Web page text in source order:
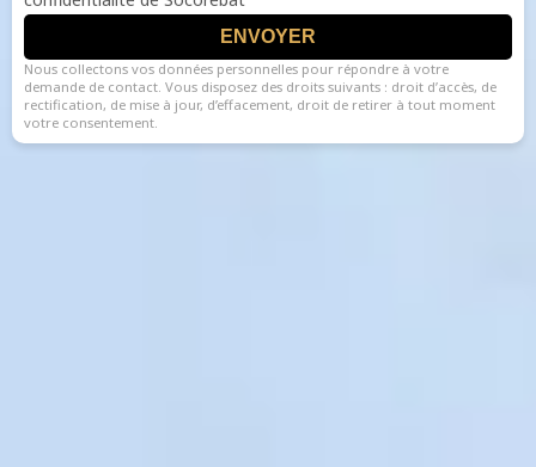
ENVOYER
Nous collectons vos données personnelles pour répondre à votre
demande de contact. Vous disposez des droits suivants : droit d’accès, de
rectification, de mise à jour, d’effacement, droit de retirer à tout moment
votre consentement.